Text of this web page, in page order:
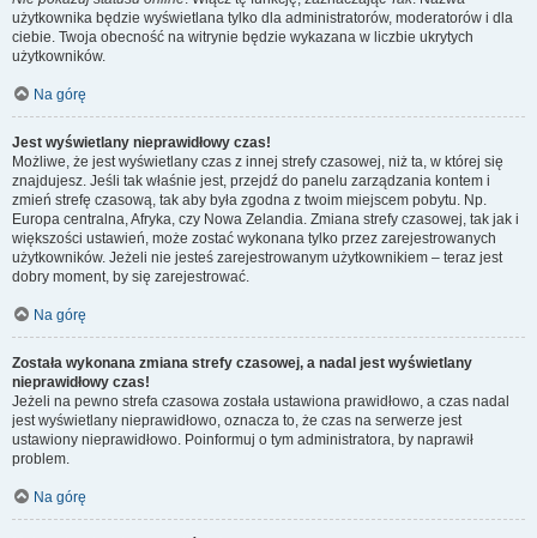
użytkownika będzie wyświetlana tylko dla administratorów, moderatorów i dla
ciebie. Twoja obecność na witrynie będzie wykazana w liczbie ukrytych
użytkowników.
Na górę
Jest wyświetlany nieprawidłowy czas!
Możliwe, że jest wyświetlany czas z innej strefy czasowej, niż ta, w której się
znajdujesz. Jeśli tak właśnie jest, przejdź do panelu zarządzania kontem i
zmień strefę czasową, tak aby była zgodna z twoim miejscem pobytu. Np.
Europa centralna, Afryka, czy Nowa Zelandia. Zmiana strefy czasowej, tak jak i
większości ustawień, może zostać wykonana tylko przez zarejestrowanych
użytkowników. Jeżeli nie jesteś zarejestrowanym użytkownikiem – teraz jest
dobry moment, by się zarejestrować.
Na górę
Została wykonana zmiana strefy czasowej, a nadal jest wyświetlany
nieprawidłowy czas!
Jeżeli na pewno strefa czasowa została ustawiona prawidłowo, a czas nadal
jest wyświetlany nieprawidłowo, oznacza to, że czas na serwerze jest
ustawiony nieprawidłowo. Poinformuj o tym administratora, by naprawił
problem.
Na górę